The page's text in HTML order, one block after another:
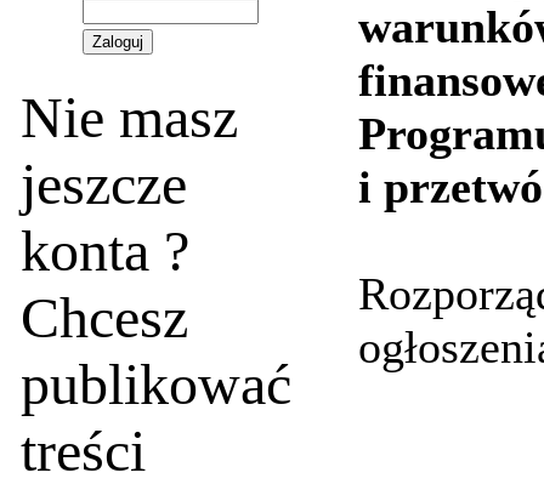
Nie masz
jeszcze
konta ?
Chcesz
publikować
treści
i